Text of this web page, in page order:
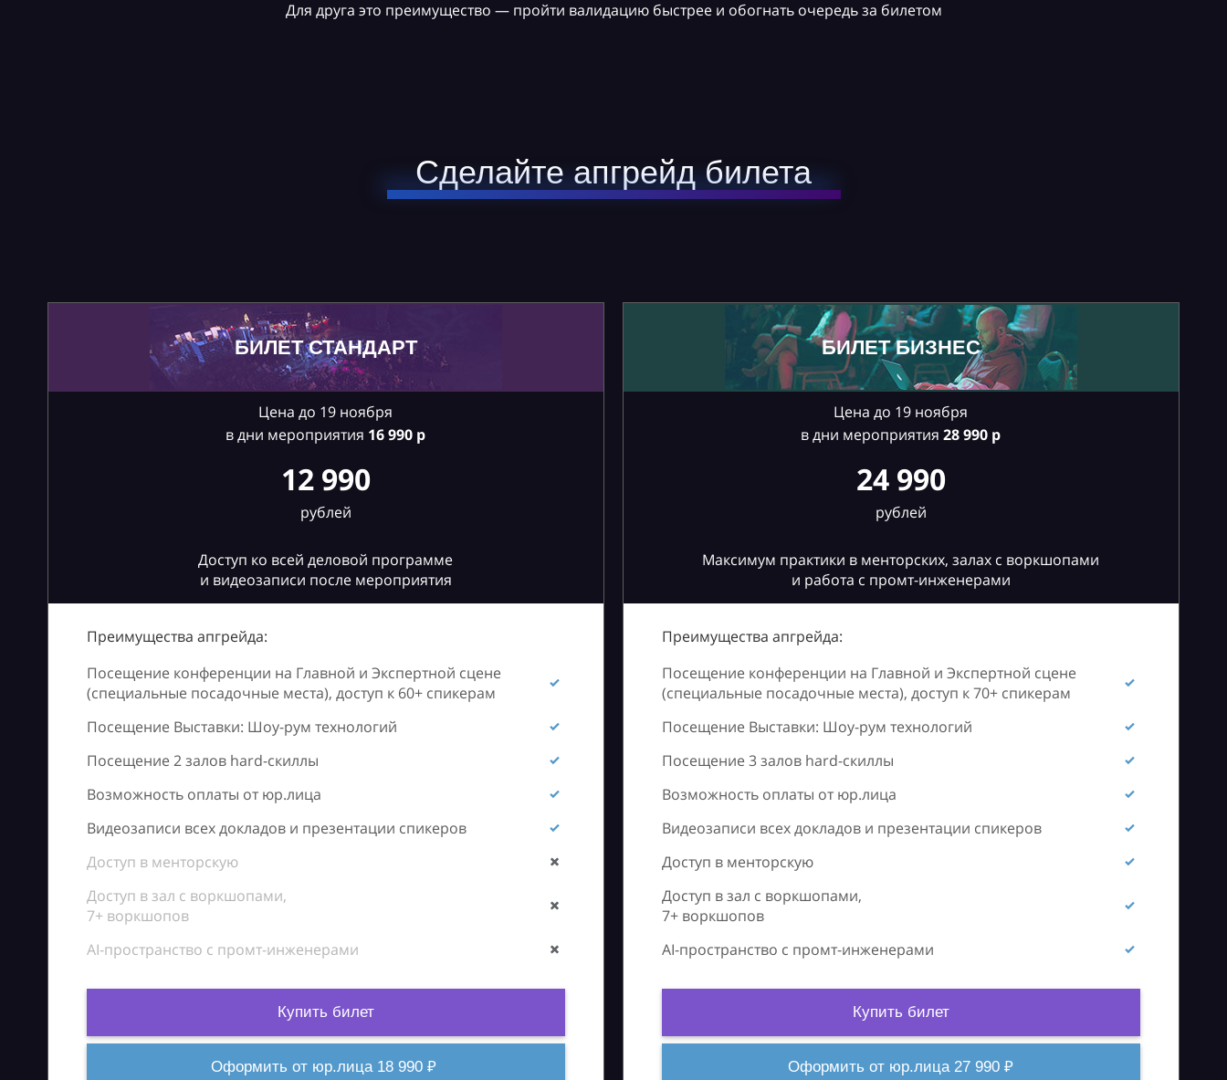
Для друга это преимущество — пройти валидацию быстрее и обогнать очередь за билетом
Сделайте апгрейд билета
БИЛЕТ СТАНДАРТ
Цена до 19 ноября
в дни мероприятия 16990 р
12 990
рублей
Доступ ко всей деловой программе
и видеозаписи после мероприятия
Преимущества апгрейда:
Посещение конференции на Главной и Экспертной сцене
(специальные посадочные места), доступ к 60+ спикерам
Посещение Выставки: Шоу-рум технологий
Посещение 2 залов hard-скиллы
Возможность оплаты от юр.лица
Видеозаписи всех докладов и презентации спикеров
Доступ в менторскую
Доступ в зал с воркшопами,
7+ воркшопов
AI-пространство с промт-инженерами
Купить билет
Оформить от юр.лица 18 990 ₽
БИЛЕТ БИЗНЕС
Цена до 19 ноября
в дни мероприятия 28990 р
24 990
рублей
Максимум практики в менторских, залах с воркшопами
и работа с промт-инженерами
Преимущества апгрейда:
Посещение конференции на Главной и Экспертной сцене
(специальные посадочные места), доступ к 70+ спикерам
Посещение Выставки: Шоу-рум технологий
Посещение 3 залов hard-скиллы
Возможность оплаты от юр.лица
Видеозаписи всех докладов и презентации спикеров
Доступ в менторскую
Доступ в зал с воркшопами,
7+ воркшопов
AI-пространство с промт-инженерами
Купить билет
Оформить от юр.лица 27 990 ₽